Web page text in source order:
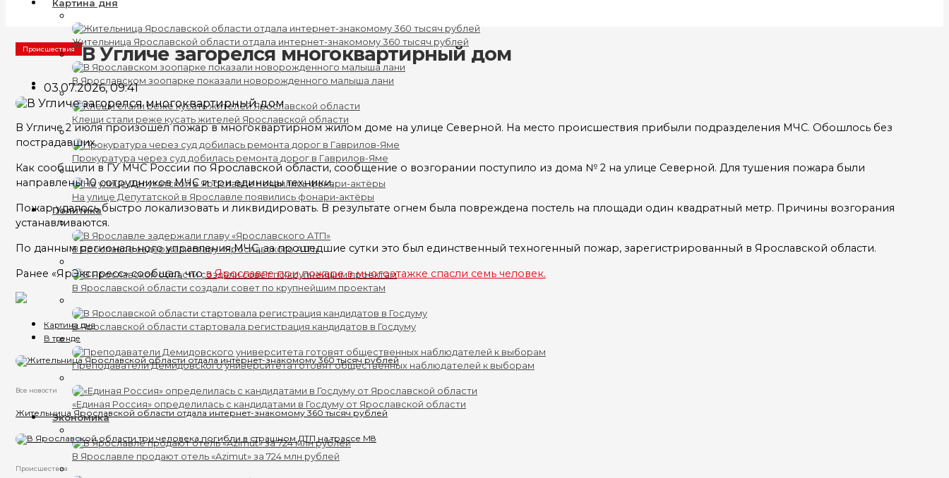
Картина дня
Жительница Ярославской области отдала интернет-знакомому 360 тысяч рублей
В Ярославском зоопарке показали новорожденного малыша лани
Клещи стали реже кусать жителей Ярославской области
Прокуратура через суд добилась ремонта дорог в Гаврилов-Яме
На улице Депутатской в Ярославле появились фонари-актёры
Политика
В Ярославле задержали главу «Ярославского АТП»
В Ярославской области создали совет по крупнейшим проектам
В Ярославской области стартовала регистрация кандидатов в Госдуму
Преподаватели Демидовского университета готовят общественных наблюдателей к выборам
«Единая Россия» определилась с кандидатами в Госдуму от Ярославской области
Экономика
В Ярославле продают отель «Azimut» за 724 млн рублей
Происшествия В Угличе загорелся многоквартирный дом
03.07.2026, 09:41
В Угличе 2 июля произошел пожар в многоквартирном жилом доме на улице Северной. На место происшествия прибыли подразделения МЧС. Обошлось без
пострадавших.
Как сообщили в ГУ МЧС России по Ярославской области, сообщение о возгорании поступило из дома № 2 на улице Северной. Для тушения пожара были
направлены 10 сотрудников МЧС и три единицы техники.
Пожар удалось быстро локализовать и ликвидировать. В результате огнем была повреждена постель на площади один квадратный метр. Причины возгорания
устанавливаются.
По данным регионального управления МЧС, за прошедшие сутки это был единственный техногенный пожар, зарегистрированный в Ярославской области.
Ранее «ЯрЭкспресс» сообщал, чтов Ярославле при пожаре в многоэтажке спасли семь человек.
Картина дня
В тренде
Все новости
Жительница Ярославской области отдала интернет-знакомому 360 тысяч рублей
Происшествия